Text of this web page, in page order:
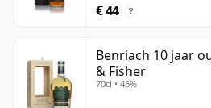
€ 44 ?
Benriach 10 jaar
& Fisher
70cl • 46%